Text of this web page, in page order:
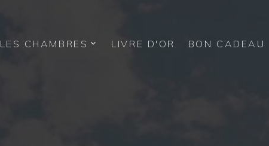
LES CHAMBRES LIVRE D'OR BON CADEAU